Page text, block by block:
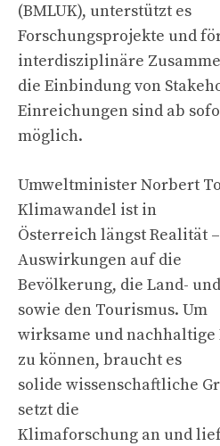
(BMLUK), unterstützt es
Forschungsprojekte und
interdisziplinäre
die Einbindung von
Einreichungen sind ab
möglich.
Umweltminister Norbert
Klimawandel ist in
Österreich längst Realität
Auswirkungen auf die
Bevölkerung, die Land-
sowie den Tourismus. Um
wirksame und nachhaltige
zu können, braucht es
solide wissenschaftliche
setzt die
Klimaforschung an und